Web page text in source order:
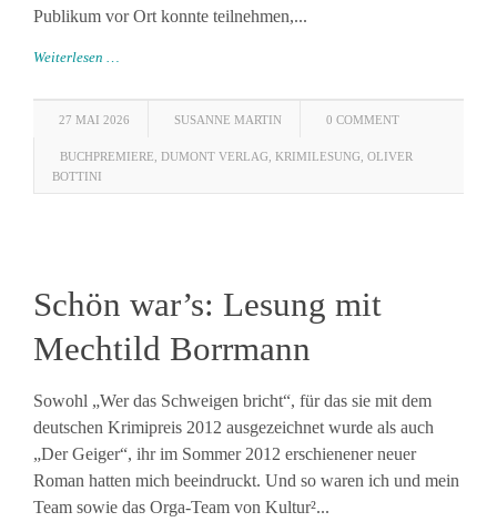
Publikum vor Ort konnte teilnehmen,...
Weiterlesen …
27 MAI 2026 SUSANNE MARTIN 0 COMMENT
BUCHPREMIERE DUMONT VERLAG KRIMILESUNG OLIVER
BOTTINI
Schön war’s: Lesung mit
Mechtild Borrmann
Sowohl „Wer das Schweigen bricht“, für das sie mit dem
deutschen Krimipreis 2012 ausgezeichnet wurde als auch
„Der Geiger“, ihr im Sommer 2012 erschienener neuer
Roman hatten mich beeindruckt. Und so waren ich und mein
Team sowie das Orga-Team von Kultur²...